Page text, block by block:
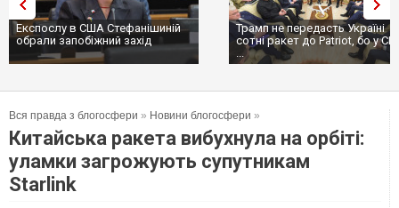
Експослу в США Стефанішиній
обрали запобіжний захід
Трамп не передасть Україні
сотні ракет до Patriot, бо у
...
Вся правда з блогосфери » Новини блогосфери »
Китайська ракета вибухнула на орбіті:
уламки загрожують супутникам
Starlink